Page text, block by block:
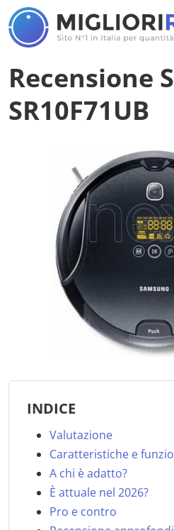
Recensione
SR10F71UB
INDICE
Valutazione
Caratteristiche e
A chi è adatto?
È attuale nel 2026?
Pro e contro